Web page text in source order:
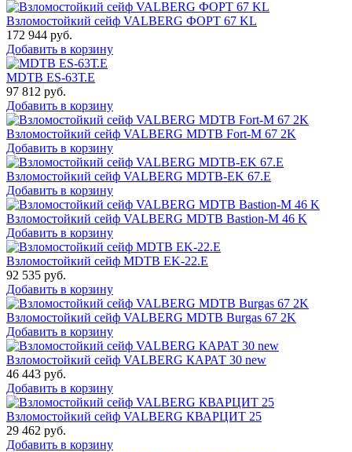
Взломостойкий сейф VALBERG ФОРТ 67 KL
172 944 руб.
Добавить в корзину
MDTB ES-63Т.Е
97 812 руб.
Добавить в корзину
Взломостойкий сейф VALBERG MDTB Fort-M 67 2K
Добавить в корзину
Взломостойкий сейф VALBERG MDTB-EK 67.E
Добавить в корзину
Взломостойкий сейф VALBERG MDTB Bastion-M 46 K
Добавить в корзину
Взломостойкий сейф MDTB EK-22.E
92 535 руб.
Добавить в корзину
Взломостойкий сейф VALBERG MDTB Burgas 67 2K
Добавить в корзину
Взломостойкий сейф VALBERG КАРАТ 30 new
46 443 руб.
Добавить в корзину
Взломостойкий сейф VALBERG КВАРЦИТ 25
29 462 руб.
Добавить в корзину